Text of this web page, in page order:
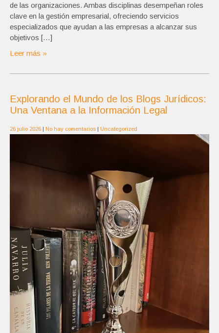
de las organizaciones. Ambas disciplinas desempeñan roles
clave en la gestión empresarial, ofreciendo servicios
especializados que ayudan a las empresas a alcanzar sus
objetivos […]
Leer más »
Explorando el Mundo de los Blogs Jurídicos:
Una Ventana a la Información Legal
26 julio 2026 | No hay comentarios | Uncategorized